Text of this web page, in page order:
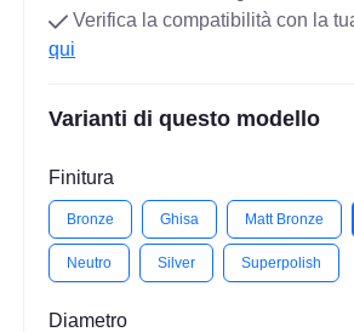
Verifica la compatibilità con la
qui
Varianti di questo modello
Finitura
Bronze Ghisa Matt Bronze
Neutro Silver Superpolish
Diametro